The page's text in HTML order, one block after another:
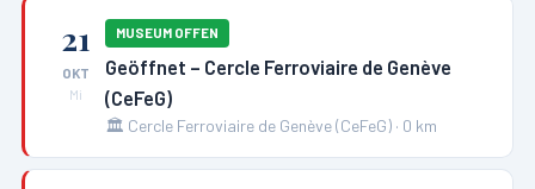
21
OKT
Mi
MUSEUM OFFEN
Geöffnet – Cercle Ferroviaire de Genève
(CeFeG)
🏛️ Cercle Ferroviaire de Genève (CeFeG) · 0 km